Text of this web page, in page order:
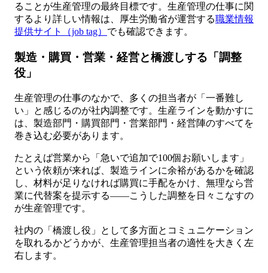
ることが生産管理の最終目標です。生産管理の仕事に関
するより詳しい情報は、厚生労働省が運営する職業情報
提供サイト（job tag） でも確認できます。
製造・購買・営業・経営と橋渡しする「調整
役」
生産管理の仕事のなかで、多くの担当者が「一番難し
い」と感じるのが社内調整です。生産ラインを動かすに
は、製造部門・購買部門・営業部門・経営陣のすべてを
巻き込む必要があります。
たとえば営業から「急いで追加で100個お願いします」
という依頼が来れば、製造ラインに余裕があるかを確認
し、材料が足りなければ購買に手配をかけ、無理なら営
業に代替案を提示する——こうした調整を日々こなすの
が生産管理です。
社内の「橋渡し役」として多方面とコミュニケーション
を取れるかどうかが、生産管理担当者の適性を大きく左
右します。